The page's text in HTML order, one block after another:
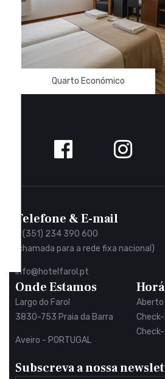
Quarto Superior
Quarto Económico
Telefone & E-mail
+ (351) 234 390 600
(chamada para a rede fixa nacional)
info@hotelfarol.pt
Onde Estamos
Largo do Farol
3830-753 Praia da Barra
Aveiro - PORTUGAL
Aberto
Subscreva a nossa